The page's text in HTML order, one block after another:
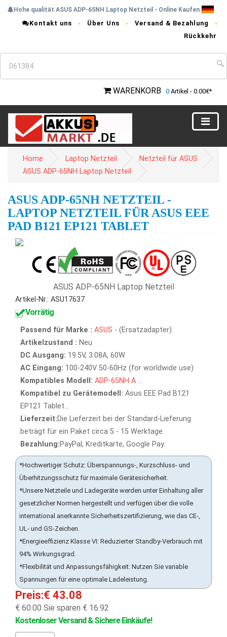
Hohe qualität ASUS ADP-65NH Laptop Netzteil - Online Kaufen
Kontakt uns Über Uns
Versand & Bezahlung
Rückkehr
WARENKORB 0 Artikel - 0.00€*
Home Laptop Netzteil
Netzteil für ASUS
ASUS ADP-65NH Laptop Netzteil
ASUS ADP-65NH NETZTEIL -
LAPTOP NETZTEIL FÜR ASUS EEE
PAD B121 EP121 TABLET
ASUS ADP-65NH Laptop Netzteil
Artikel-Nr.: ASU17637
Vorrätig
Passend für Marke : ASUS - (Ersatzadapter)
Artikelzustand : Neu
DC Ausgang: 19.5V, 3.08A, 60W
AC Eingang: 100-240V 50-60Hz (for worldwide use)
Kompatibles Modell: ADP-65NH A ...
Kompatibel zu Gerätemodell: Asus EEE Pad B121
EP121 Tablet...
Lieferzeit:Die Lieferzeit bei der Standard-Lieferung
beträgt für ein Paket circa 5 - 15 Werktage.
Bezahlung:PayPal, Kreditkarte, Google Pay.
*Hochwertiger Schutz: Überspannungs-, Kurzschluss- und
Überhitzungsschutz für maximale Gerätesicherheit.
*Unsere Netzteile und Ladegeräte werden unter Einhaltung aller
gesetzlicher Normen hergestellt und verfügen über die volle
international anerkannte Sicherheitszertifizierung, wie das CE-,
UL- und GS-Zeichen.
*Energieeffizienz Klasse VI: Reduzierter Standby-Verbrauch mit
94% Wirkungsgrad.
*Flexibilität und Anpassungsfähigkeit: Nutzen Sie variable
Spannungen für eine optimale Ladeleistung.
Preis:€ 43.08
€ 60.00 Sie sparen € 16.92
Kostenloser Versand & Sichere Einkäufe!